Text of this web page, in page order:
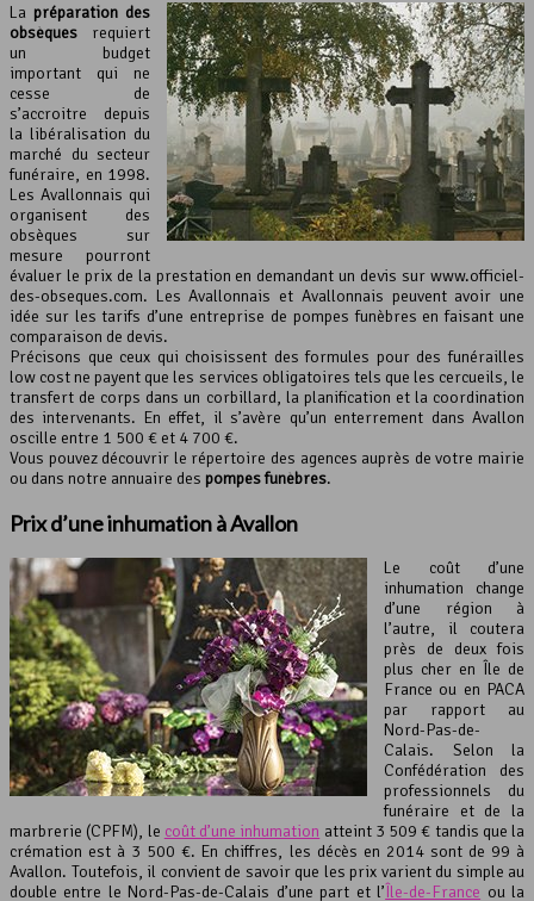
La préparation des
obsèques requiert
un budget
important qui ne
cesse de
s’accroitre depuis
la libéralisation du
marché du secteur
funéraire, en 1998.
Les Avallonnais qui
organisent des
obsèques sur
mesure pourront
évaluer le prix de la prestation en demandant un devis sur www.officiel-
des-obseques.com. Les Avallonnais et Avallonnais peuvent avoir une
idée sur les tarifs d’une entreprise de pompes funèbres en faisant une
comparaison de devis.
Précisons que ceux qui choisissent des formules pour des funérailles
low cost ne payent que les services obligatoires tels que les cercueils, le
transfert de corps dans un corbillard, la planification et la coordination
des intervenants. En effet, il s’avère qu’un enterrement dans Avallon
oscille entre 1 500 € et 4 700 €.
Vous pouvez découvrir le répertoire des agences auprès de votre mairie
ou dans notre annuaire des pompes funèbres.
Prix d’une inhumation à Avallon
Le coût d’une
inhumation change
d’une région à
l’autre, il coutera
près de deux fois
plus cher en Île de
France ou en PACA
par rapport au
Nord-Pas-de-
Calais. Selon la
Confédération des
professionnels du
funéraire et de la
marbrerie (CPFM), le coût d’une inhumation atteint 3 509 € tandis que la
crémation est à 3 500 €. En chiffres, les décès en 2014 sont de 99 à
Avallon. Toutefois, il convient de savoir que les prix varient du simple au
double entre le Nord-Pas-de-Calais d’une part et l’Île-de-France ou la